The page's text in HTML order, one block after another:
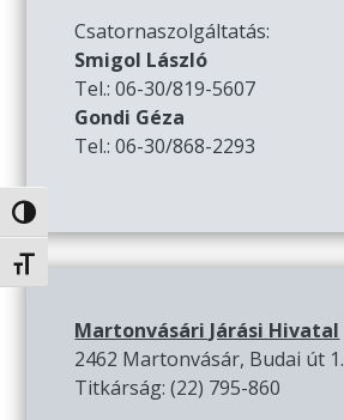
Nagy kontraszt váltása
Betűméret váltása
Csatornaszolgáltatás:
Smigol László
Tel.: 06-30/819-5607
Gondi Géza
Tel.: 06-30/868-2293
Martonvásári Járási Hivatal
2462 Martonvásár, Budai út 1.
Titkárság: (22) 795-860